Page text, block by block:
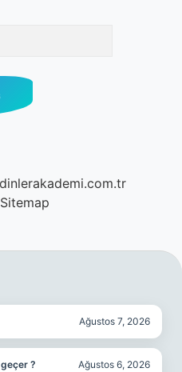
Sitemap
Ağustos 7, 2026
? Ağustos 6, 2026